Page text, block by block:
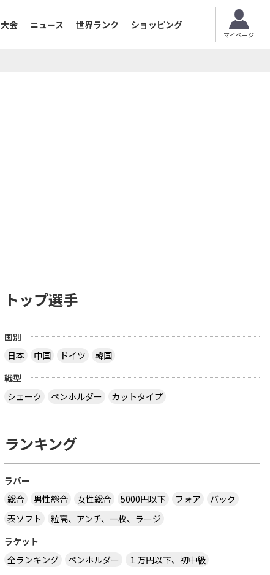
大会 ニュース 世界ランク ショッピング
マイページ
トップ選手
国別
日本
中国 ドイツ
韓国
戦型
シェーク
ペンホルダー カットタイプ
ランキング
ラバー
総合
男性総合 女性総合 5000円以下 フォア
バック
表ソフト
粒高、アンチ、一枚、ラージ
ラケット
全ランキング
ペンホルダー
１万円以下、初中級